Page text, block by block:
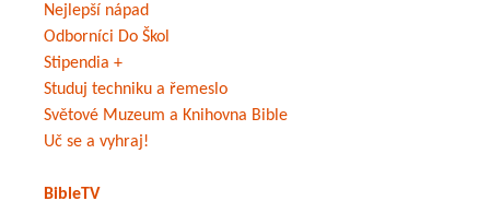
Nejlepší nápad
Odborníci Do Škol
Stipendia +
Studuj techniku a řemeslo
Světové Muzeum a Knihovna Bible
Uč se a vyhraj!
BibleTV